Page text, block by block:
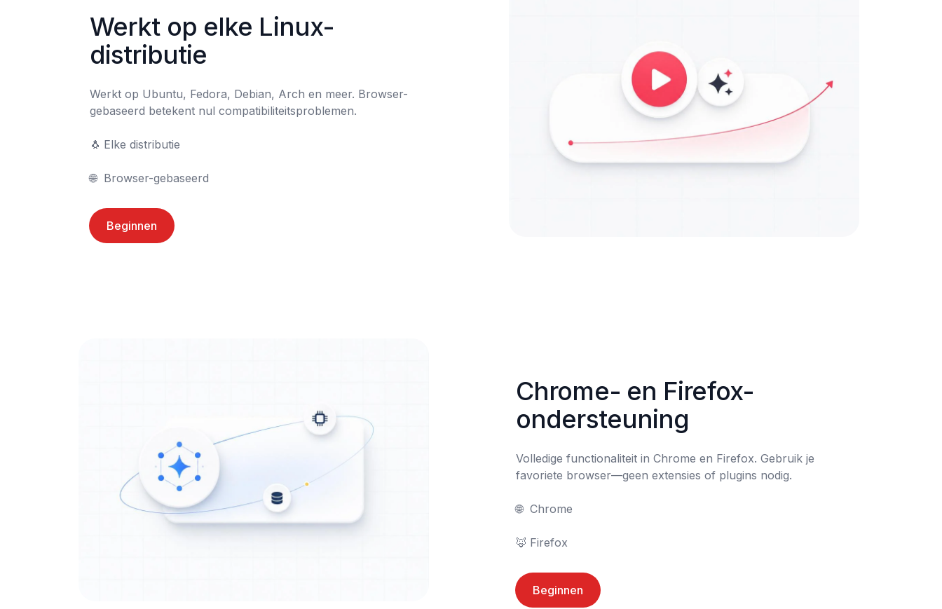
Werkt op elke Linux-
distributie
Werkt op Ubuntu, Fedora, Debian, Arch en meer. Browser-
gebaseerd betekent nul compatibiliteitsproblemen.
🐧	Elke distributie
🌐	Browser-gebaseerd
Beginnen
Chrome- en Firefox-
ondersteuning
Volledige functionaliteit in Chrome en Firefox. Gebruik je
favoriete browser—geen extensies of plugins nodig.
🌐	Chrome
🦊	Firefox
Beginnen